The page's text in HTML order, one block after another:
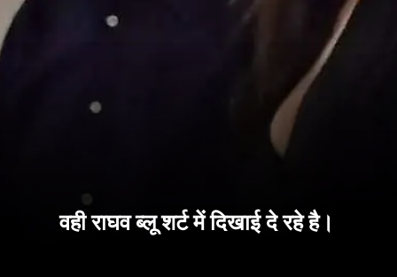
वही राघव ब्लू शर्ट में दिखाई दे रहे है।